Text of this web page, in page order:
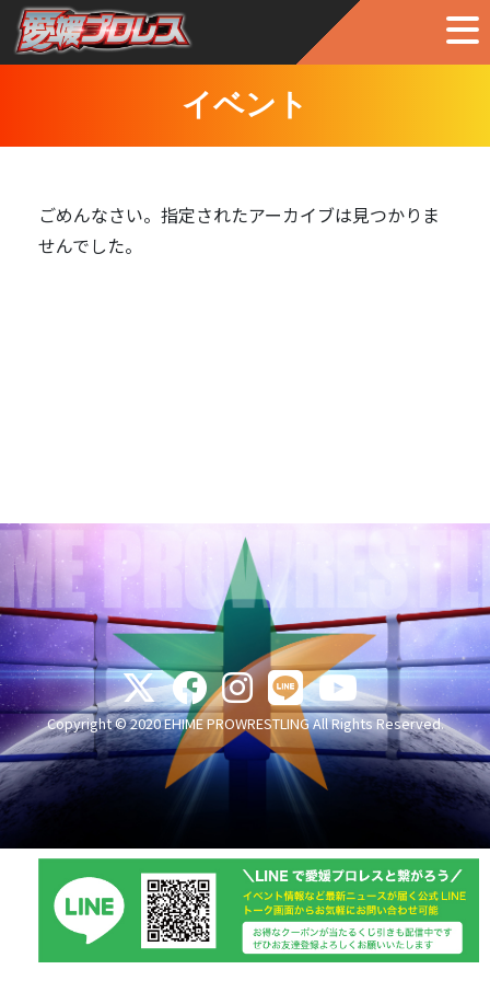
イベント
ごめんなさい。指定されたアーカイブは見つかりま
せんでした。
Copyright © 2020 EHIME PROWRESTLING All Rights Reserved.